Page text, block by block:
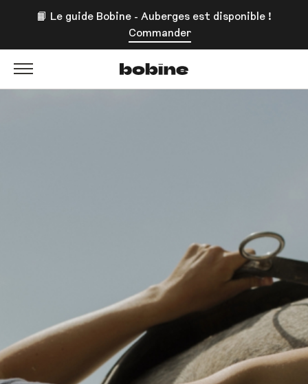
📙 Le guide Bobine - Auberges est disponible !
Commander